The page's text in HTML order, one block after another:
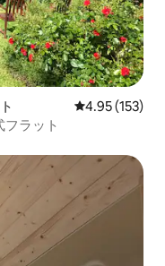
レビュー153
4.95 (153)
ラット